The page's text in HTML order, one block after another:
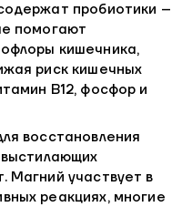
пробиотики –
помогают
кишечника,
риск кишечных
B12, фосфор и
восстановления
Магний участвует в
реакциях, многие